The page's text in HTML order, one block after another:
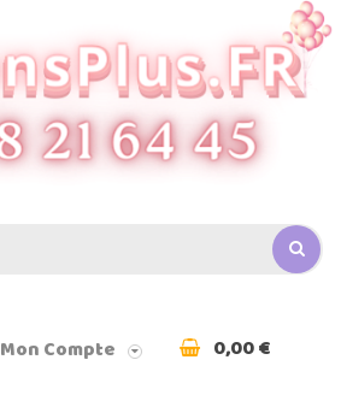
Mon Compte 0,00 €